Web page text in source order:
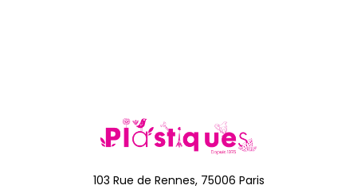
103 Rue de Rennes, 75006 Paris